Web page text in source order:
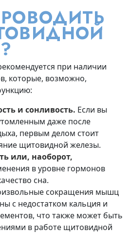
при наличии
которые, возможно,
и сонливость. Если вы
даже после
первым делом стоит
щитовидной железы.
или, наоборот,
в уровне гормонов
сна.
сокращения мышц
с недостатком кальция и
что также может быть
в работе щитовидной